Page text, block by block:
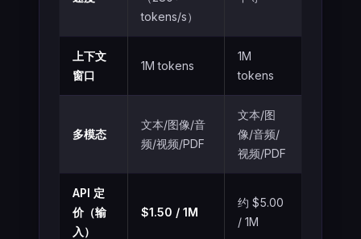
tokens/s）
上下文
窗口
1M tokens
1M
tokens
多模态
文本/图像/音
频/视频/PDF
文本/图
像/音频/
视频/PDF
API 定
价（输
入）
$1.50 / 1M
约 $5.00
/ 1M